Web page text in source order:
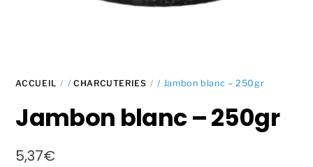
ACCUEIL / CHARCUTERIES / Jambon blanc – 250gr
Jambon blanc – 250gr
5,37€